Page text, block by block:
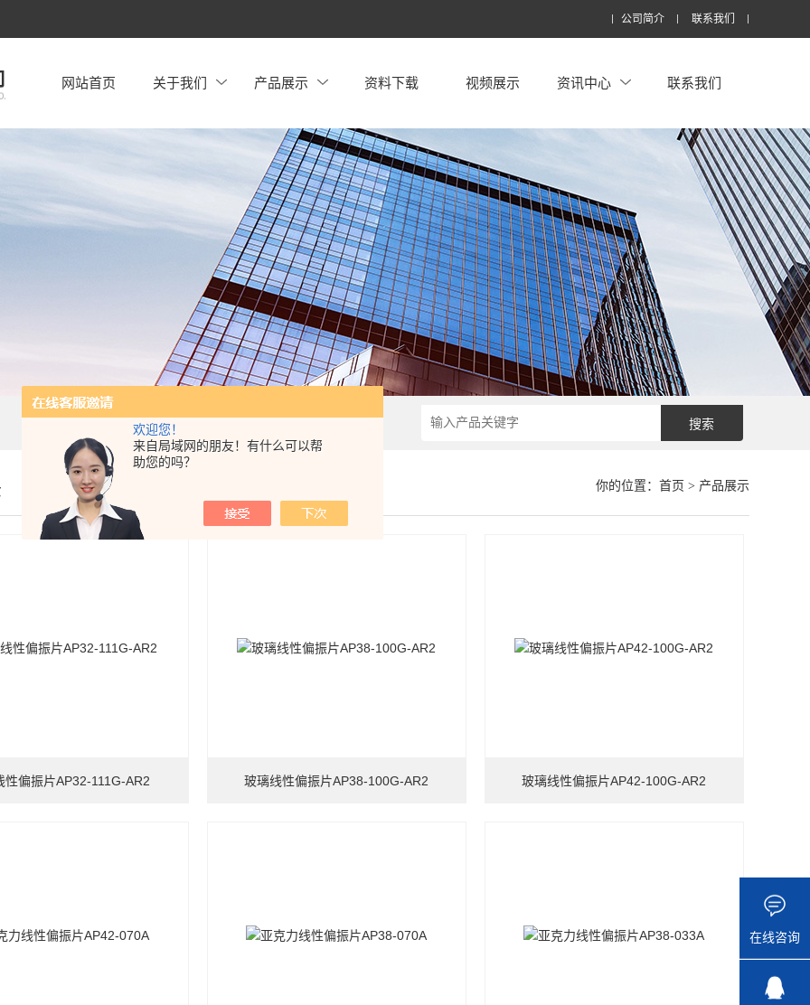
欢迎您！
来自局域网的朋友！有什么可以帮
助您的吗？
公司简介 联系我们
网站首页 关于我们 产品展示 资料下载 视频展示 资讯中心 联系我们
你的位置： 首页 > 产品展示
性偏振片AP32-111G-AR2 玻璃线性偏振片AP38-100G-AR2 玻璃线性偏振片AP42-100G-AR2
在线咨询